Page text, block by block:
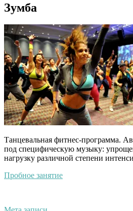
Зумба
Танцевальная фитнес-программа.
под специфическую музыку:
нагрузку различной степени
Пробное занятие